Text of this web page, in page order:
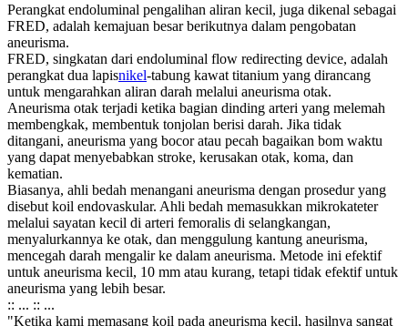
Perangkat endoluminal pengalihan aliran kecil, juga dikenal sebagai
FRED, adalah kemajuan besar berikutnya dalam pengobatan
aneurisma.
FRED, singkatan dari endoluminal flow redirecting device, adalah
perangkat dua lapisnikel-tabung kawat titanium yang dirancang
untuk mengarahkan aliran darah melalui aneurisma otak.
Aneurisma otak terjadi ketika bagian dinding arteri yang melemah
membengkak, membentuk tonjolan berisi darah. Jika tidak
ditangani, aneurisma yang bocor atau pecah bagaikan bom waktu
yang dapat menyebabkan stroke, kerusakan otak, koma, dan
kematian.
Biasanya, ahli bedah menangani aneurisma dengan prosedur yang
disebut koil endovaskular. Ahli bedah memasukkan mikrokateter
melalui sayatan kecil di arteri femoralis di selangkangan,
menyalurkannya ke otak, dan menggulung kantung aneurisma,
mencegah darah mengalir ke dalam aneurisma. Metode ini efektif
untuk aneurisma kecil, 10 mm atau kurang, tetapi tidak efektif untuk
aneurisma yang lebih besar.
:: ... :: ...
"Ketika kami memasang koil pada aneurisma kecil, hasilnya sangat